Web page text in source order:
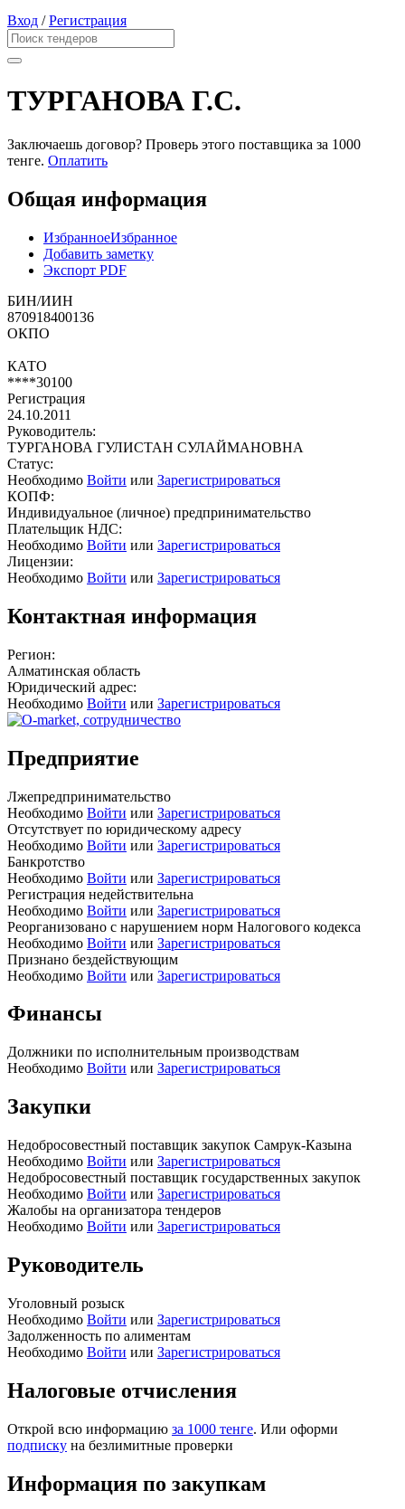
Вход /Регистрация
ТУРГАНОВА Г.С.
Заключаешь договор? Проверь этого поставщика за 1000
тенге. Оплатить
Общая информация
ИзбранноеИзбранное
Добавить заметку
Экспорт PDF
БИН/ИИН
870918400136
ОКПО
КАТО
****30100
Регистрация
24.10.2011
Руководитель:
ТУРГАНОВА ГУЛИСТАН СУЛАЙМАНОВНА
Статус:
Необходимо Войти или Зарегистрироваться
КОПФ:
Индивидуальное (личное) предпринимательство
Плательщик НДС:
Необходимо Войти или Зарегистрироваться
Лицензии:
Необходимо Войти или Зарегистрироваться
Контактная информация
Регион:
Алматинская область
Юридический адрес:
Необходимо Войти или Зарегистрироваться
Предприятие
Лжепредпринимательство
Необходимо Войти или Зарегистрироваться
Отсутствует по юридическому адресу
Необходимо Войти или Зарегистрироваться
Банкротство
Необходимо Войти или Зарегистрироваться
Регистрация недействительна
Необходимо Войти или Зарегистрироваться
Реорганизовано с нарушением норм Налогового кодекса
Необходимо Войти или Зарегистрироваться
Признано бездействующим
Необходимо Войти или Зарегистрироваться
Финансы
Должники по исполнительным производствам
Необходимо Войти или Зарегистрироваться
Закупки
Недобросовестный поставщик закупок Самрук-Казына
Необходимо Войти или Зарегистрироваться
Недобросовестный поставщик государственных закупок
Необходимо Войти или Зарегистрироваться
Жалобы на организатора тендеров
Необходимо Войти или Зарегистрироваться
Руководитель
Уголовный розыск
Необходимо Войти или Зарегистрироваться
Задолженность по алиментам
Необходимо Войти или Зарегистрироваться
Налоговые отчисления
Открой всю информацию за 1000 тенге. Или оформи
подписку на безлимитные проверки
Информация по закупкам